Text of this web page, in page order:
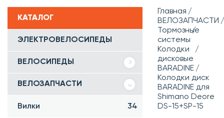
КАТАЛОГ
ЭЛЕКТРОВЕЛОСИПЕДЫ
ВЕЛОСИПЕДЫ
ВЕЛОЗАПЧАСТИ
Вилки 34
Главная
ВЕЛОЗАПЧАСТИ
Тормозные
системы
Колодки
дисковые
BARADINE
Колодки диск
BARADINE для
Shimano Deore
DS-15+SP-15